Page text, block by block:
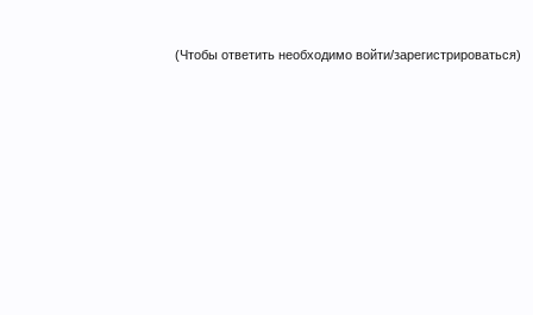
(Чтобы ответить необходимо войти/зарегистрироваться)